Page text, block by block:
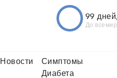
99
До
Новости
Симптомы
Диабета